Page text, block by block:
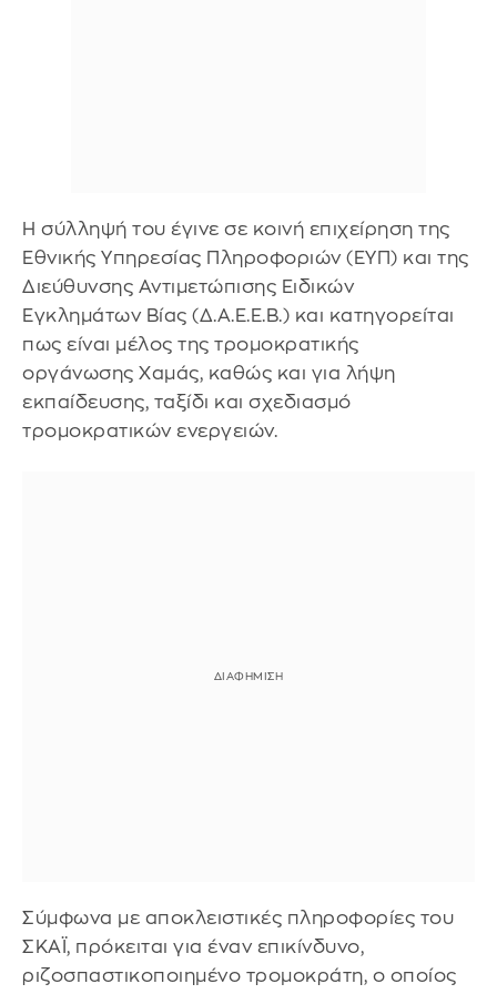
Η σύλληψή του έγινε σε κοινή επιχείρηση της
Εθνικής Υπηρεσίας Πληροφοριών (ΕΥΠ) και της
Διεύθυνσης Αντιμετώπισης Ειδικών
Εγκλημάτων Βίας (Δ.Α.Ε.Ε.Β.) και κατηγορείται
πως είναι μέλος της τρομοκρατικής
οργάνωσης Χαμάς, καθώς και για λήψη
εκπαίδευσης, ταξίδι και σχεδιασμό
τρομοκρατικών ενεργειών.
Σύμφωνα με αποκλειστικές πληροφορίες του
ΣΚΑΪ, πρόκειται για έναν επικίνδυνο,
ριζοσπαστικοποιημένο τρομοκράτη, ο οποίος